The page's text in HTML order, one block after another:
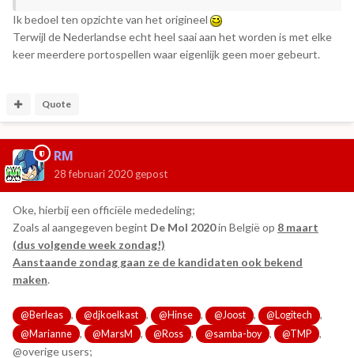
Ik bedoel ten opzichte van het origineel
Terwijl de Nederlandse echt heel saai aan het worden is met elke
keer meerdere portospellen waar eigenlijk geen moer gebeurt.
Quote
RM
28 februari 2020 gepost
Oke, hierbij een officiële mededeling;
Zoals al aangegeven begint De Mol 2020in België op 8 maart
(dus volgende week zondag!)
Aanstaande zondag gaan ze de kandidaten ook bekend
maken.
@Berleas , @djkoelkast , @Hinse , @Joost , @Logitech ,
@Marianne , @MarsM , @Ross , @samba-boy , @TMP
,
@overige users;